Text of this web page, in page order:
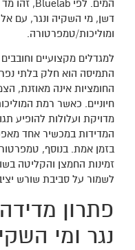
ומוליכות/טמפרטורה.
למגדלים מקצועיים
התמיסה הוא חלק בלתי
החומציות אינה מאוזנת,
חיוניים. כאשר רמת
מדויקת ועלולות להופיע
המדידות במכשיר אחד
בזמן אמת. בנוסף,
זמינות החמצן והקליטה
לשמור על סביבת שורש
פתרון
נגר ומי